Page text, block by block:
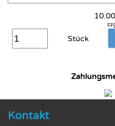
Stück
Kontakt